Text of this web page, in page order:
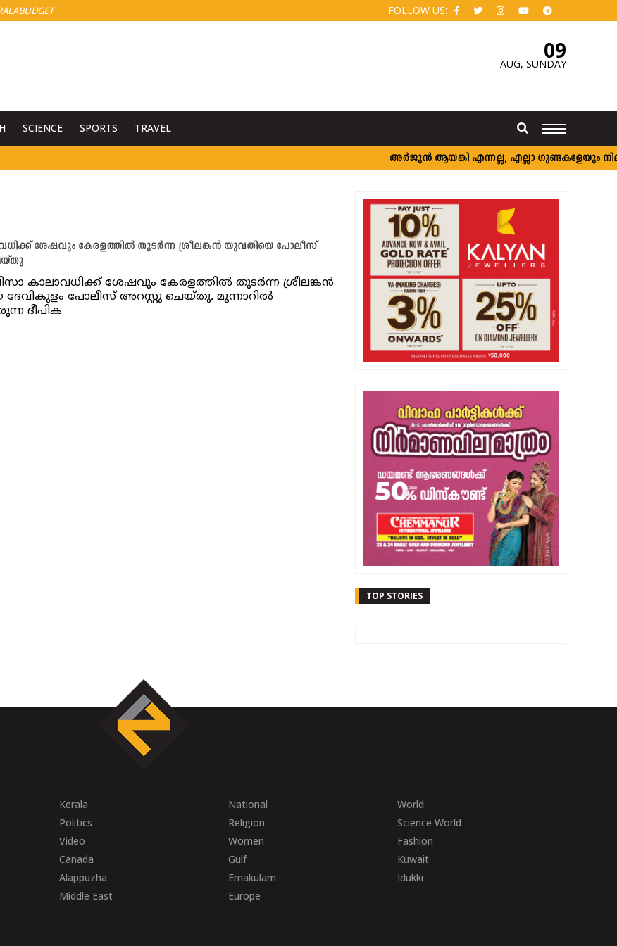
FOLLOW US:
09
AUG, SUNDAY
SCIENCE SPORTS TRAVEL
അര്‍ജുന്‍ ആയങ്കി എന്നല്ല, എല്ലാ ഗുണ്ടകളേയും
ശേഷവും കേരളത്തില്‍ തുടര്‍ന്ന ശ്രീലങ്കന്‍ യുവതിയെ പോലീസ്
കാലാവധിക്ക് ശേഷവും കേരളത്തില്‍ തുടര്‍ന്ന ശ്രീലങ്കന്‍
പോലീസ് അറസ്റ്റു ചെയ്തു. മൂന്നാറില്‍
ദീപിക
TOP STORIES
Kerala National
World
Politics Religion
Science World
Video Women
Fashion
Canada Gulf
Kuwait
Alappuzha Ernakulam
Idukki
Middle East Europe